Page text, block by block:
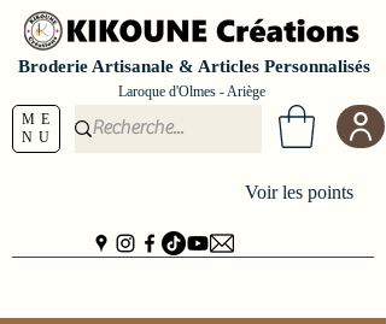
Broderie Artisanale & Articles Personnalisés
Laroque d'Olmes - Ariège
ME
NU
Voir les points